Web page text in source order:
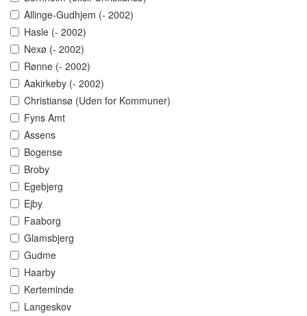
Allinge-Gudhjem (- 2002)
Hasle (- 2002)
Nexø (- 2002)
Rønne (- 2002)
Aakirkeby (- 2002)
Christiansø (Uden for Kommuner)
Fyns Amt
Assens
Bogense
Broby
Egebjerg
Ejby
Faaborg
Glamsbjerg
Gudme
Haarby
Kerteminde
Langeskov